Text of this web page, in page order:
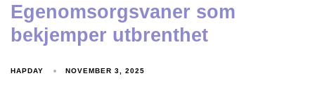
Egenomsorgsvaner som
bekjemper utbrenthet
HAPDAY NOVEMBER 3, 2025